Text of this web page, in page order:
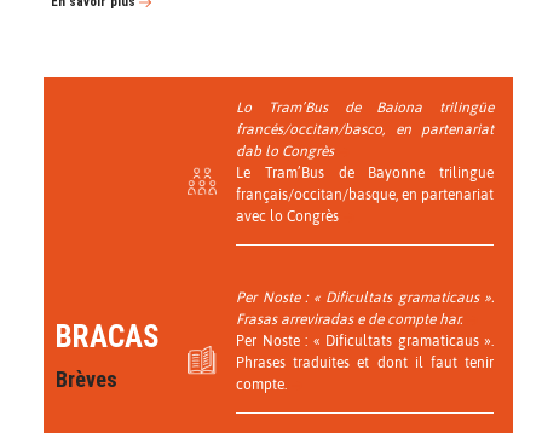
BRACAS
Brèves
Lo Tram’Bus de Baiona trilingüe
francés/occitan/basco, en partenariat
dab lo Congrès
Le Tram’Bus de Bayonne trilingue
français/occitan/basque, en partenariat
avec lo Congrès
Per Noste : « Dificultats gramaticaus ».
Frasas arreviradas e de compte har.
Per Noste : « Dificultats gramaticaus ».
Phrases traduites et dont il faut tenir
compte.